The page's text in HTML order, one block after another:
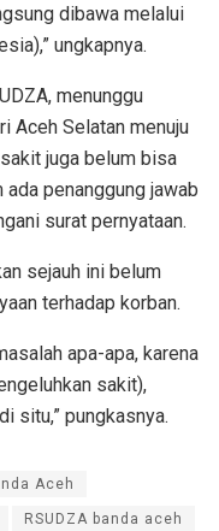
dibawa melalui
ungkapnya.
menunggu
Aceh Selatan menuju
juga belum bisa
penanggung jawab
surat pernyataan.
sejauh ini belum
terhadap korban.
apa-apa, karena
sakit),
situ,” pungkasnya.
Aceh
RSUDZA banda aceh